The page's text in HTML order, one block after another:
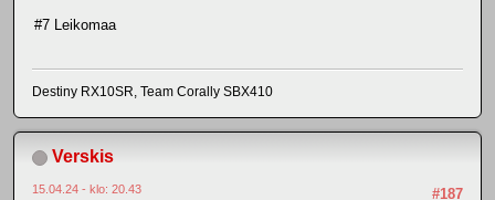
#7 Leikomaa
Destiny RX10SR, Team Corally SBX410
Verskis
#187
15.04.24 - klo: 20.43